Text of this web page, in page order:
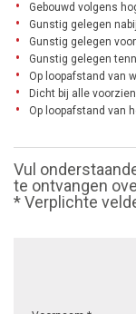
Gebouwd volgens
Gunstig gelegen
Gunstig gelegen
Gunstig gelegen
Op loopafstand van
Dicht bij alle
Op loopafstand van
Vul
te ontvangen
* Verplichte